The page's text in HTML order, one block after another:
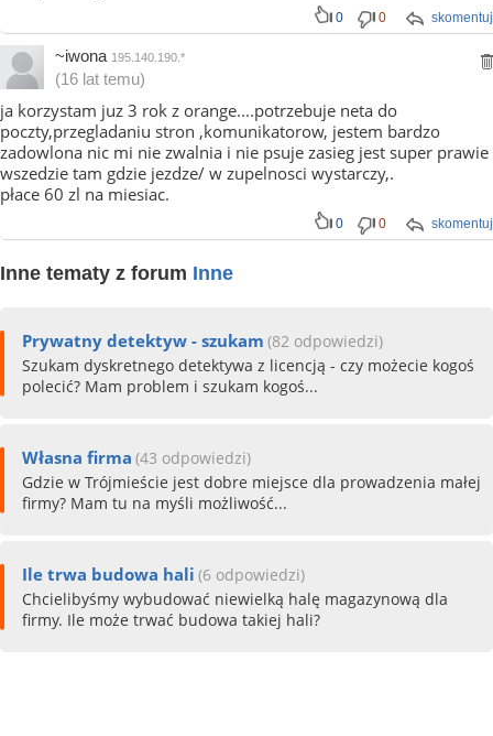
skomentuj
0 0
~iwona 195.140.190.*
(16 lat temu)
ja korzystam juz 3 rok z orange....potrzebuje neta do
poczty,przegladaniu stron ,komunikatorow, jestem bardzo
zadowlona nic mi nie zwalnia i nie psuje zasieg jest super prawie
wszedzie tam gdzie jezdze/ w zupelnosci wystarczy,.
płace 60 zl na miesiac.
skomentuj
0 0
Inne tematy z forum Inne
Prywatny detektyw - szukam (82 odpowiedzi)
Szukam dyskretnego detektywa z licencją - czy możecie kogoś
polecić? Mam problem i szukam kogoś...
Własna firma (43 odpowiedzi)
Gdzie w Trójmieście jest dobre miejsce dla prowadzenia małej
firmy? Mam tu na myśli możliwość...
Ile trwa budowa hali (6 odpowiedzi)
Chcielibyśmy wybudować niewielką halę magazynową dla
firmy. Ile może trwać budowa takiej hali?